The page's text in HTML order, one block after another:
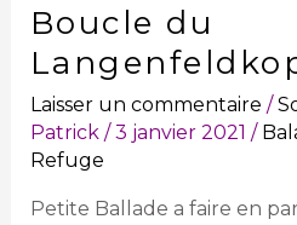
Boucle du
Laisser un commentaire /
Patrick /3 janvier 2021 /
Refuge
Petite Ballade a faire en
Boucle
du
Langenfeldkopf